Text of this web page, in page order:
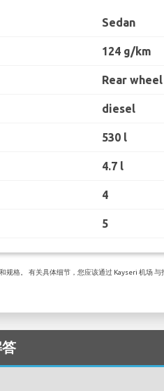
Sedan
124 g/km
Rear
diesel
530 l
4.7 l
4
5
格。 有关具体细节，您应该通过 Kayseri 机场 与